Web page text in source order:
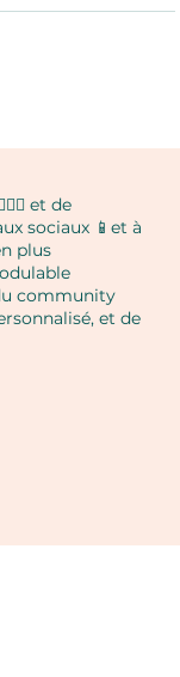
et de
sociaux 📱et à
plus
community